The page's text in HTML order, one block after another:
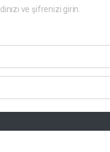
ve şifrenizi girin.